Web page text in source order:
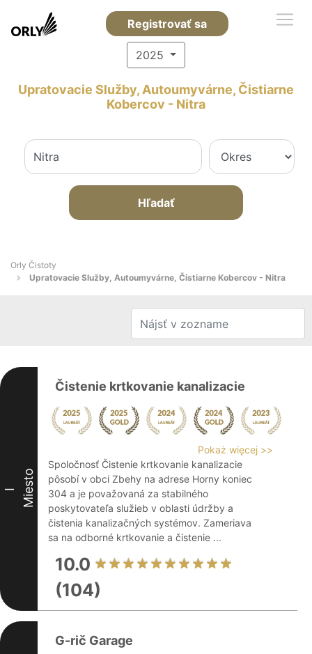
Registrovať sa
2025
Upratovacie Služby, Autoumyvárne, Čistiarne
Kobercov - Nitra
Hľadať
Orly Čistoty
Upratovacie Služby, Autoumyvárne, Čistiarne Kobercov - Nitra
I Miesto
Čistenie krtkovanie kanalizacie
Pokaż więcej >>
Spoločnosť Čistenie krtkovanie kanalizacie
pôsobí v obci Zbehy na adrese Horny koniec
304 a je považovaná za stabilného
poskytovateľa služieb v oblasti údržby a
čistenia kanalizačných systémov. Zameriava
sa na odborné krtkovanie a čistenie ...
10.0
(104)
G-rič Garage